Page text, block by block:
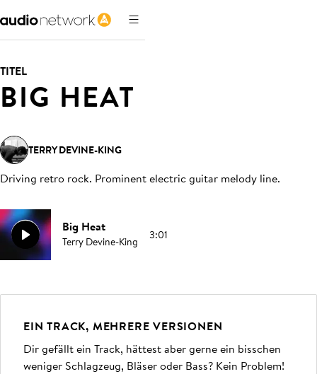
TITEL
BIG HEAT
TERRY DEVINE-KING
Driving retro rock. Prominent electric guitar melody line.
Big Heat
Terry Devine-King 3:01
EIN TRACK, MEHRERE VERSIONEN
Dir gefällt ein Track, hättest aber gerne ein bisschen
weniger Schlagzeug, Bläser oder Bass? Kein Problem!